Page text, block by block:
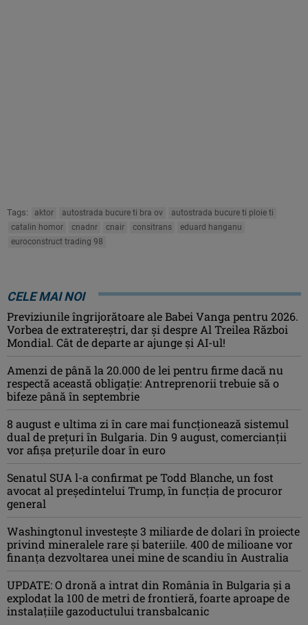
Tags: aktor autostrada bucure ti bra ov
autostrada bucure ti ploie ti
catalin homor
cnadnr cnair consitrans
eduard hanganu
euroconstruct trading 98
CELE MAI NOI
Previziunile îngrijorătoare ale Babei Vanga pentru 2026.
Vorbea de extratereștri, dar și despre Al Treilea Război
Mondial. Cât de departe ar ajunge și AI-ul!
Amenzi de până la 20.000 de lei pentru firme dacă nu
respectă această obligație: Antreprenorii trebuie să o
bifeze până în septembrie
8 august e ultima zi în care mai funcționează sistemul
dual de prețuri în Bulgaria. Din 9 august, comercianții
vor afișa prețurile doar în euro
Senatul SUA l-a confirmat pe Todd Blanche, un fost
avocat al președintelui Trump, în funcția de procuror
general
Washingtonul investește 3 miliarde de dolari în proiecte
privind mineralele rare și bateriile. 400 de milioane vor
finanța dezvoltarea unei mine de scandiu în Australia
UPDATE: O dronă a intrat din România în Bulgaria şi a
explodat la 100 de metri de frontieră, foarte aproape de
instalațiile gazoductului transbalcanic